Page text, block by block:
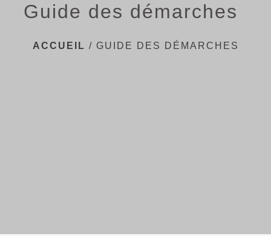
Guide des démarches
ACCUEIL / GUIDE DES DÉMARCHES